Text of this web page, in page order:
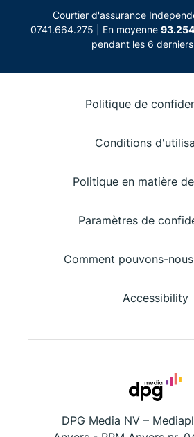
Courtier d'assurance
0741.664.275 | En moyenne
pendant les 6
Politique de
Conditions
Politique en matière
Paramètres de
Comment pouvons-
Accessibility
DPG Media NV –